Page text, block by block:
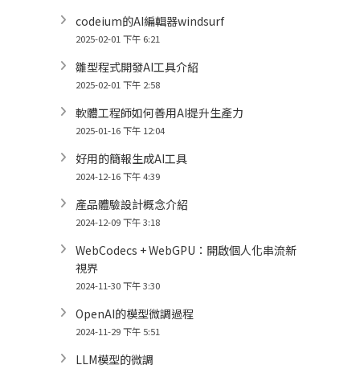
codeium的AI編輯器windsurf
2025-02-01 下午 6:21
雛型程式開發AI工具介紹
2025-02-01 下午 2:58
軟體工程師如何善用AI提升生產力
2025-01-16 下午 12:04
好用的簡報生成AI工具
2024-12-16 下午 4:39
產品體驗設計概念介紹
2024-12-09 下午 3:18
WebCodecs + WebGPU：開啟個人化串流新
視界
2024-11-30 下午 3:30
OpenAI的模型微調過程
2024-11-29 下午 5:51
LLM模型的微調